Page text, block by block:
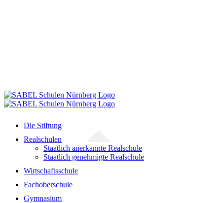
Die Stiftung
Realschulen
Staatlich anerkannte Realschule
Staatlich genehmigte Realschule
Wirtschaftsschule
Fachoberschule
Gymnasium